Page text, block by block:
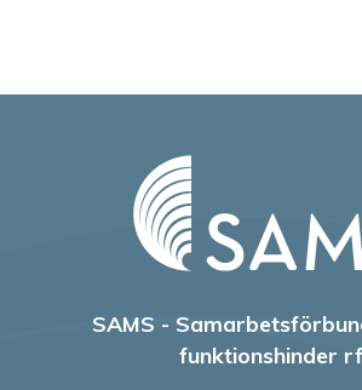
SAMS -
funktionshinder rf